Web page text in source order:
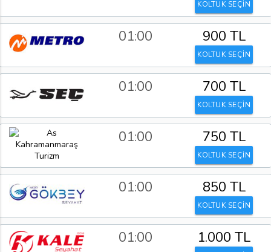
KOLTUK SEÇİN
01:00 900 TL
KOLTUK SEÇİN
01:00 700 TL
KOLTUK SEÇİN
01:00 750 TL
KOLTUK SEÇİN
01:00 850 TL
KOLTUK SEÇİN
01:00 1.000 TL